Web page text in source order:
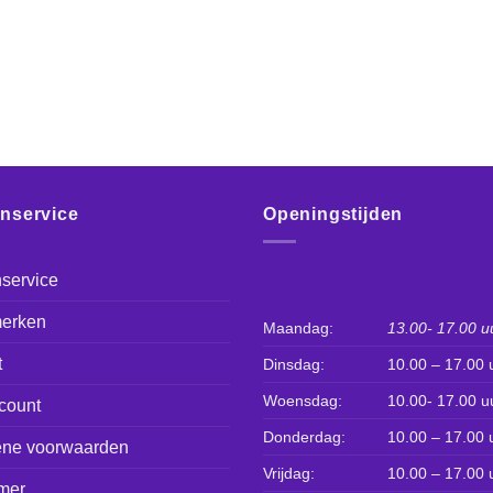
voorwaarden
Openingstijden
Maandag: 13.00- 17.00
Dinsdag: 10.00 – 17.00
Woensdag: 10.00- 17.00
Donderdag: 10.00 – 17.00
Vrijdag: 10.00 – 17.00